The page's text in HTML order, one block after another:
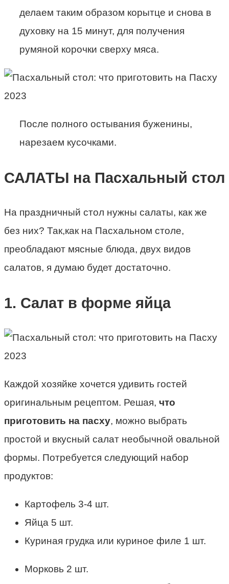
делаем таким образом корытце и снова в
духовку на 15 минут, для получения
румяной корочки сверху мяса.
После полного остывания буженины,
нарезаем кусочками.
САЛАТЫ на Пасхальный стол
На праздничный стол нужны салаты, как же
без них? Так,как на Пасхальном столе,
преобладают мясные блюда, двух видов
салатов, я думаю будет достаточно.
1. Салат в форме яйца
Каждой хозяйке хочется удивить гостей
оригинальным рецептом. Решая, что
приготовить на пасху, можно выбрать
простой и вкусный салат необычной овальной
формы. Потребуется следующий набор
продуктов:
Картофель 3-4 шт.
Яйца 5 шт.
Куриная грудка или куриное филе 1 шт.
Морковь 2 шт.